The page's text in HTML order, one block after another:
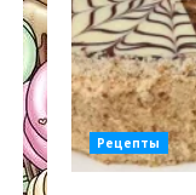
Рецепты